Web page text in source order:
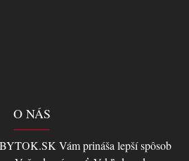
O NÁS
Vám prináša lepší spôsob